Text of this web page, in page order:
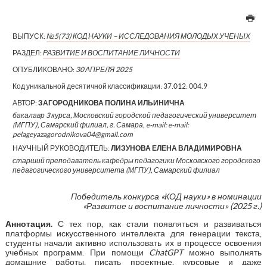
ВЫПУСК:№5(73) КОД НАУКИ – ИССЛЕДОВАНИЯ МОЛОДЫХ УЧЕНЫХ
РАЗДЕЛ:РАЗВИТИЕ И ВОСПИТАНИЕ ЛИЧНОСТИ
ОПУБЛИКОВАНО: 30 АПРЕЛЯ 2025
Код уникальной десятичной классификации: 37.012: 004.9
АВТОР:ЗАГОРОДНИКОВА ПОЛИНА ИЛЬИНИЧНА
бакалавр 3 курса, Московский городской педагогический университет
(МГПУ), Самарский филиал, г. Самара, e-mail: e-mail:
pelageyazagorodnikova04@gmail.com
НАУЧНЫЙ РУКОВОДИТЕЛЬ:ЛИЗУНОВА ЕЛЕНА ВЛАДИМИРОВНА
старший преподаватель кафедры педагогики Московского городского
педагогического университета (МГПУ), Самарский филиал
Победитель конкурса «КОД науки» в номинации
«Развитие и воспитание личности» (2025 г.)
Аннотация.С тех пор, как стали появляться и развиваться
платформы искусственного интеллекта для генерации текста,
студенты начали активно использовать их в процессе освоения
учебных программ. При помощи ChatGPTможно выполнять
домашние работы, писать проектные, курсовые и даже